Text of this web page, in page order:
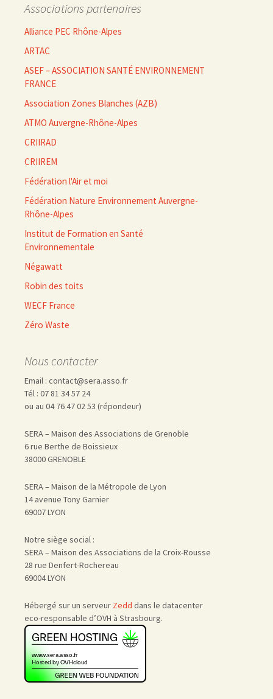
Associations partenaires
Alliance PEC Rhône-Alpes
ARTAC
ASEF – ASSOCIATION SANTÉ ENVIRONNEMENT
FRANCE
Association Zones Blanches (AZB)
ATMO Auvergne-Rhône-Alpes
CRIIRAD
CRIIREM
Fédération l'Air et moi
Fédération Nature Environnement Auvergne-
Rhône-Alpes
Institut de Formation en Santé
Environnementale
Négawatt
Robin des toits
WECF France
Zéro Waste
Nous contacter
Email : contact@sera.asso.fr
Tél : 07 81 34 57 24
ou au 04 76 47 02 53 (répondeur)
SERA – Maison des Associations de Grenoble
6 rue Berthe de Boissieux
38000 GRENOBLE
SERA – Maison de la Métropole de Lyon
14 avenue Tony Garnier
69007 LYON
Notre siège social :
SERA – Maison des Associations de la Croix-Rousse
28 rue Denfert-Rochereau
69004 LYON
Hébergé sur un serveur Zedd dans le datacenter
eco-responsable d’OVH à Strasbourg.